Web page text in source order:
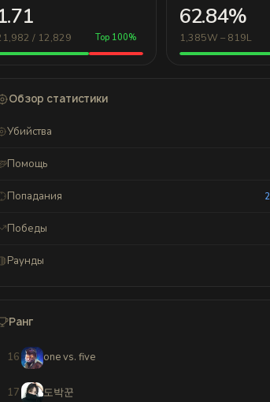
/ 12,829 Top 100%
62.84%
1,385W – 819L
Обзор статистики
Убийства
Помощь
Попадания
Победы
Раунды
Ранг
16 one vs. five
17 도박꾼